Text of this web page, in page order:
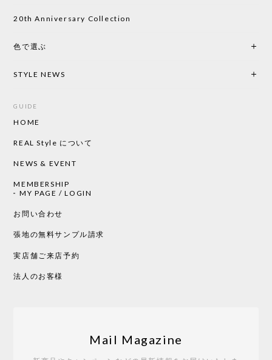
20th Anniversary Collection
色で選ぶ
STYLE NEWS
GUIDE
HOME
REAL Style について
NEWS & EVENT
MEMBERSHIP
MY PAGE / LOGIN
お問い合わせ
張地の無料サンプル請求
実店舗ご来店予約
法人のお客様
Mail Magazine